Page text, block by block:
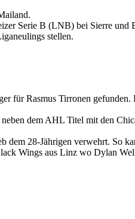
Serie B (LNB) bei Sierre
stellen.
für Rasmus Tirronen
dem AHL Titel mit den
28-Jährigen verwehrt. So
Wings aus Linz wo Dylan